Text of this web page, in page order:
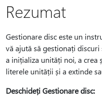
Rezumat
Gestionare disc este un
vă ajută să gestionați
a inițializa unități noi, a crea
literele unității și a extinde
Deschideți Gestionare disc: